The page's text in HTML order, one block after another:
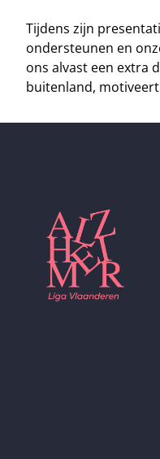
Tijdens zijn
ondersteunen en
ons alvast een extra
buitenland,